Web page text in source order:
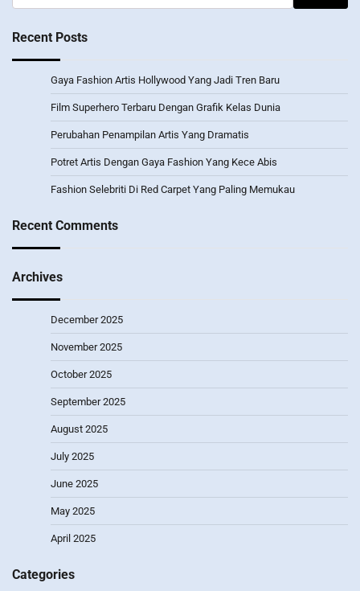
for:
Recent Posts
Gaya Fashion Artis Hollywood Yang Jadi Tren Baru
Film Superhero Terbaru Dengan Grafik Kelas Dunia
Perubahan Penampilan Artis Yang Dramatis
Potret Artis Dengan Gaya Fashion Yang Kece Abis
Fashion Selebriti Di Red Carpet Yang Paling Memukau
Recent Comments
Archives
December 2025
November 2025
October 2025
September 2025
August 2025
July 2025
June 2025
May 2025
April 2025
Categories